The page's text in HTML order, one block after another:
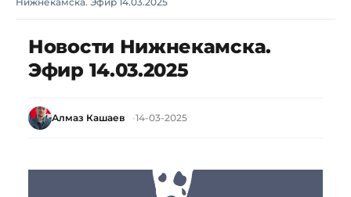
Новости Нижнекамска.
Эфир 14.03.2025
Алмаз Кашаев 14-03-2025